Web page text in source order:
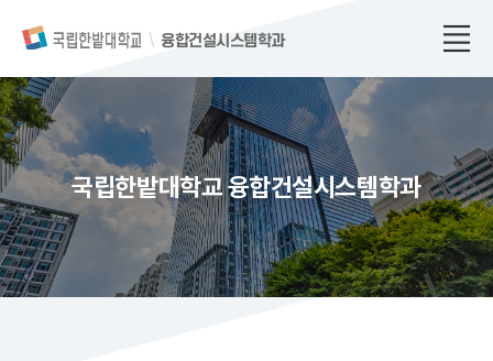
융합건설시스템학과
국립한밭대학교 융합건설시스템학과